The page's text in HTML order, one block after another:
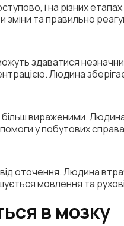
і на різних
зміни та правильно
здаватися
Людина
вираженими.
у побутових
оточення. Людина
мовлення та
в мозку